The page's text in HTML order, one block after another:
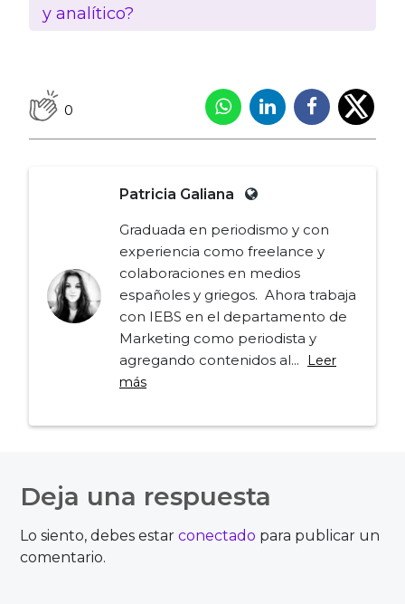
y analítico?
0
Patricia Galiana
Graduada en periodismo y con
experiencia como freelance y
colaboraciones en medios
españoles y griegos. Ahora trabaja
con IEBS en el departamento de
Marketing como periodista y
agregando contenidos al...
Leer
más
de
entradas
Deja una respuesta
Lo siento, debes estarconectado para publicar un
comentario.